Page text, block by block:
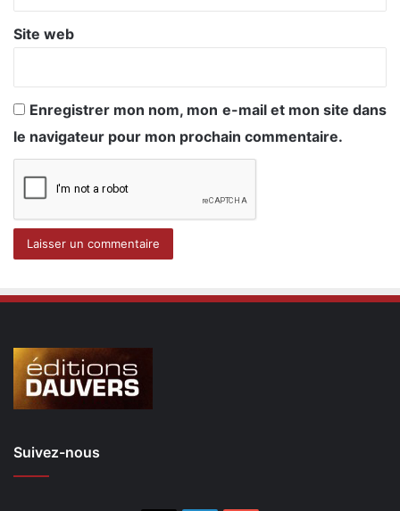
Site web
Enregistrer mon nom, mon e-mail et mon site dans
le navigateur pour mon prochain commentaire.
Suivez-nous